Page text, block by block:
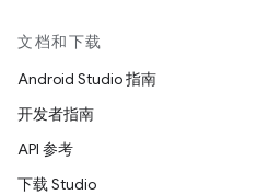
文档和下载
Android Studio 指南
开发者指南
API 参考
下载 Studio